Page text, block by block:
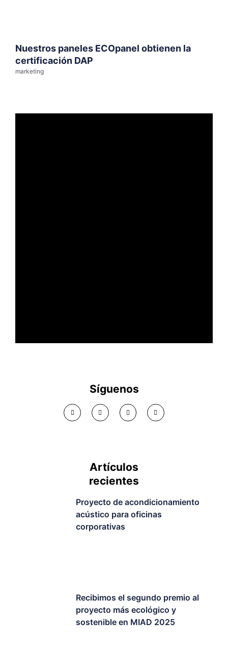
Nuestros paneles ECOpanel obtienen la
certificación DAP
marketing
Ver solución >
Síguenos
Artículos
recientes
Proyecto de acondicionamiento
acústico para oficinas
corporativas
Recibimos el segundo premio al
proyecto más ecológico y
sostenible en MIAD 2025